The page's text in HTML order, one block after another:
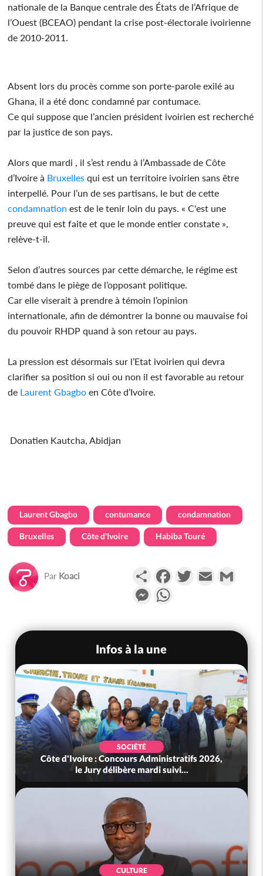
nationale de la Banque centrale des États de l’Afrique de
l’Ouest (BCEAO) pendant la crise post-électorale ivoirienne
de 2010-2011.
Absent lors du procès comme son porte-parole exilé au
Ghana, il a été donc condamné par contumace.
Ce qui suppose que l’ancien président ivoirien est recherché
par la justice de son pays.
Alors que mardi , il s’est rendu à l’Ambassade de Côte
d’Ivoire à Bruxelles qui est un territoire ivoirien sans être
interpellé. Pour l’un de ses partisans, le but de cette
condamnation est de le tenir loin du pays. « C'est une
preuve qui est faite et que le monde entier constate »,
relève-t-il.
Selon d’autres sources par cette démarche, le régime est
tombé dans le piège de l’opposant politique.
Car elle viserait à prendre à témoin l’opinion
internationale, afin de démontrer la bonne ou mauvaise foi
du pouvoir RHDP quand à son retour au pays.
La pression est désormais sur l’Etat ivoirien qui devra
clarifier sa position si oui ou non il est favorable au retour
de Laurent Gbagbo en Côte d’Ivoire.
Donatien Kautcha, Abidjan
Laurent Gbagbo contumance condamnation
Bruxelles Côte d'Ivoire Habiba Touré
Par Koaci PartagerFacebookTwitterEmail
Messenger
Infos à la une
2026,
suivi...
SOCIÉTÉ
Côte d'Ivoire : Déguerpissements
détention, orpaillage...,
POLITIQUE